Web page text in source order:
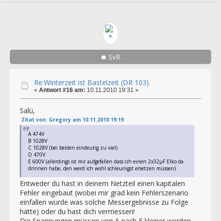
SvR
Re:Winterzeit ist Bastelzeit (DR 103)
« Antwort #16 am: 10.11.2010 19:31 »
Salü,
Zitat von: Gregory am 10.11.2010 19:19
A 474V
B 1028V
C 1028V (bei beiden eindeutig zu viel)
D 470V
E 600V (allerdings ist mir aufgefallen dass cih einen 2x32µF Elko da
drinnen habe, den werd ich wohl schleunigst ersetzen müssen)
Entweder du hast in deinem Netzteil einen kapitalen
Fehler eingebaut (wobei mir grad kein Fehlerszenario
einfallen würde was solche Messergebnisse zu Folge
hätte) oder du hast dich vermessen!